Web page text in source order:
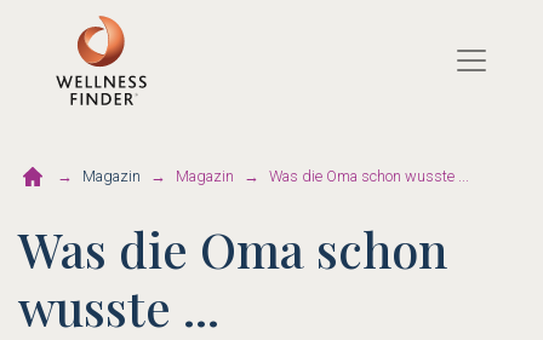
Magazin Magazin Was die Oma schon wusste ...
Was die Oma schon
wusste ...